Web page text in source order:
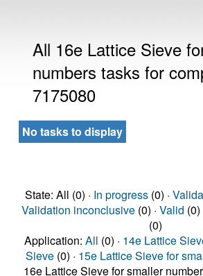
All 16e Lattice Sieve
numbers tasks for
7175080
No tasks to display
State: All (0) · In progress(0) ·
Validation inconclusive(0) · Valid (0)
(0)
Application: All (0) · 14e Lattice
Sieve (0) · 15e Lattice Sieve for
16e Lattice Sieve for smaller